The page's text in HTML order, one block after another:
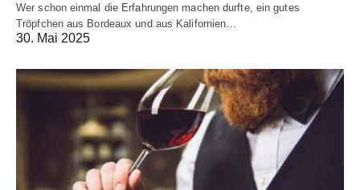
Wer schon einmal die Erfahrungen machen durfte, ein gutes
Tröpfchen aus Bordeaux und aus Kalifornien…
30. Mai 2025